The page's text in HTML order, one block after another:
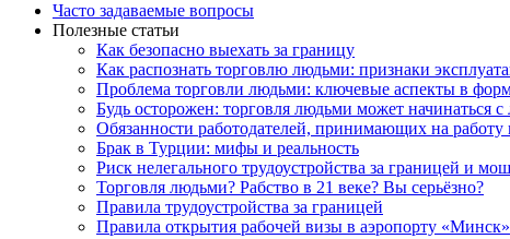
Часто задаваемые вопросы
Полезные статьи
Как безопасно выехать за границу
Как распознать торговлю людьми: признаки
Проблема торговли людьми: ключевые аспекты в
Будь осторожен: торговля людьми может начинаться
Обязанности работодателей, принимающих на работу
Брак в Турции: мифы и реальность
Риск нелегального трудоустройства за границей и
Торговля людьми? Рабство в 21 веке? Вы серьёзно?
Правила трудоустройства за границей
Правила открытия рабочей визы в аэропорту «Минск»